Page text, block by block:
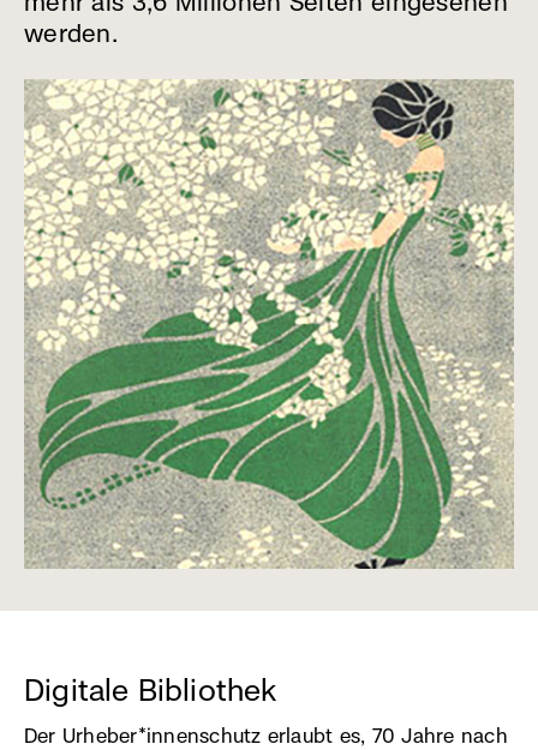
werden.
Digitale Bibliothek
Der Urheber*innenschutz erlaubt es, 70 Jahre nach